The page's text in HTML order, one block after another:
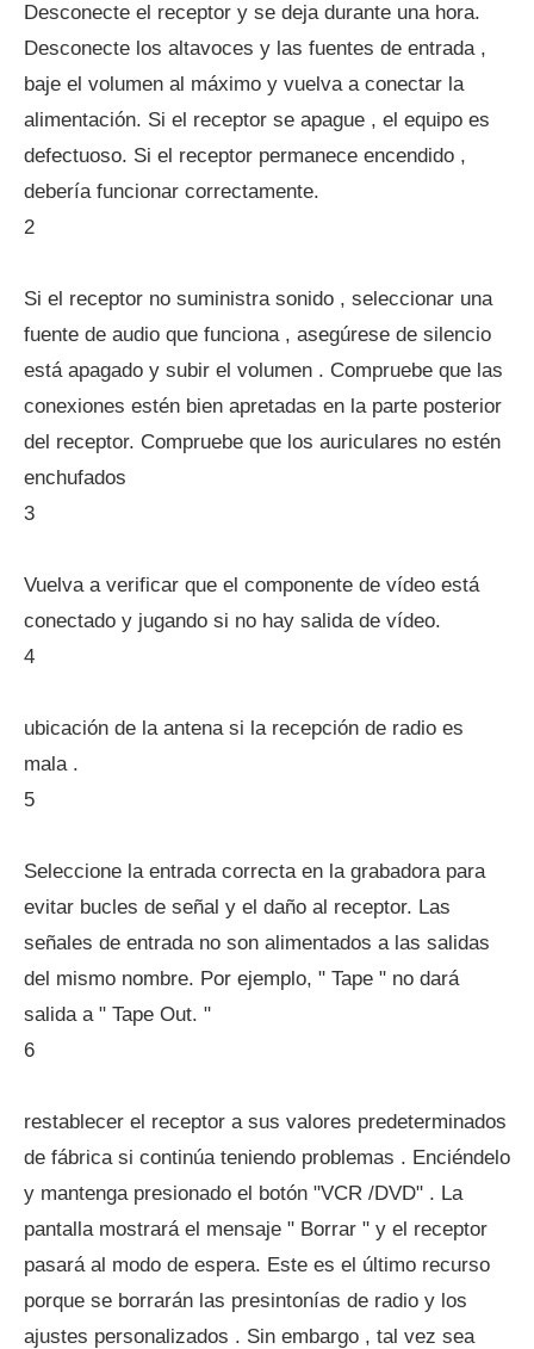
Desconecte el receptor y se deja durante una hora.
Desconecte los altavoces y las fuentes de entrada ,
baje el volumen al máximo y vuelva a conectar la
alimentación. Si el receptor se apague , el equipo es
defectuoso. Si el receptor permanece encendido ,
debería funcionar correctamente.
2
Si el receptor no suministra sonido , seleccionar una
fuente de audio que funciona , asegúrese de silencio
está apagado y subir el volumen . Compruebe que las
conexiones estén bien apretadas en la parte posterior
del receptor. Compruebe que los auriculares no estén
enchufados
3
Vuelva a verificar que el componente de vídeo está
conectado y jugando si no hay salida de vídeo.
4
ubicación de la antena si la recepción de radio es
mala .
5
Seleccione la entrada correcta en la grabadora para
evitar bucles de señal y el daño al receptor. Las
señales de entrada no son alimentados a las salidas
del mismo nombre. Por ejemplo, " Tape " no dará
salida a " Tape Out. "
6
restablecer el receptor a sus valores predeterminados
de fábrica si continúa teniendo problemas . Enciéndelo
y mantenga presionado el botón "VCR /DVD" . La
pantalla mostrará el mensaje " Borrar " y el receptor
pasará al modo de espera. Este es el último recurso
porque se borrarán las presintonías de radio y los
ajustes personalizados . Sin embargo , tal vez sea